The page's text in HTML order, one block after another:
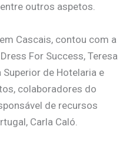
outros aspetos.
Cascais, contou com a
For Success, Teresa
de Hotelaria e
colaboradores do
de recursos
Carla Caló.